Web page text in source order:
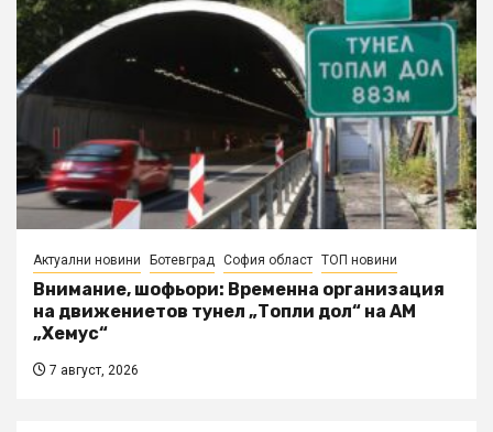
Актуални новини Ботевград София област ТОП новини
Внимание, шофьори: Временна организация
на движениетов тунел „Топли дол“ на АМ
„Хемус“
7 август, 2026